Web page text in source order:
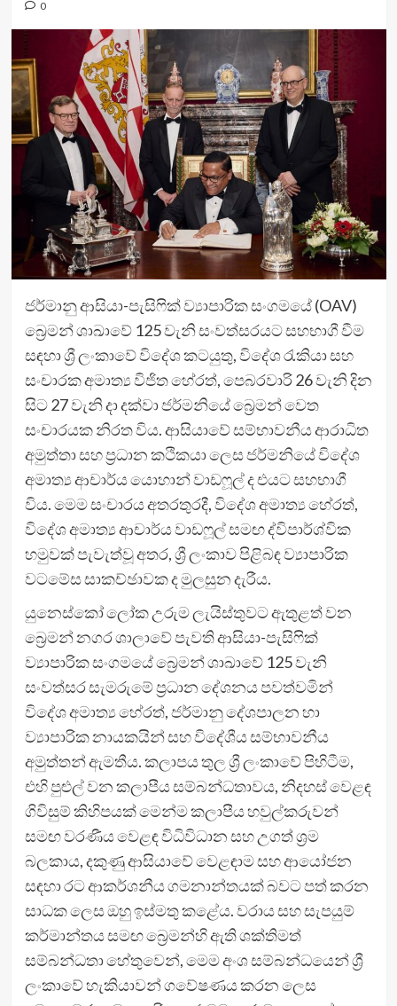
0
ජර්මානු ආසියා-පැසිෆික් ව්‍යාපාරික සංගමයේ (OAV)
බ්‍රෙමන් ශාඛාවේ 125 වැනි සංවත්සරයට සහභාගී වීම
සඳහා ශ්‍රී ලංකාවේ විදේශ කටයුතු, විදේශ රැකියා සහ
සංචාරක අමාත්‍ය විජිත හේරත්, පෙබරවාරි 26 වැනි දින
සිට 27 වැනි දා දක්වා ජර්මනියේ බ්‍රෙමන් වෙත
සංචාරයක නිරත විය. ආසියාවේ සම්භාවනීය ආරාධිත
අමුත්තා සහ ප්‍රධාන කථිකයා ලෙස ජර්මනියේ විදේශ
අමාත්‍ය ආචාර්ය යොහාන් වාඩෆූල් ද එයට සහභාගී
විය. මෙම සංචාරය අතරතුරදී, විදේශ අමාත්‍ය හේරත්,
විදේශ අමාත්‍ය ආචාර්ය වාඩෆූල් සමඟ ද්විපාර්ශ්වික
හමුවක් පැවැත්වූ අතර, ශ්‍රී ලංකාව පිළිබඳ ව්‍යාපාරික
වටමේස සාකච්ඡාවක ද මුලසුන දැරීය.
යුනෙස්කෝ ලෝක උරුම ලැයිස්තුවට ඇතුළත් වන
බ්‍රෙමන් නගර ශාලාවේ පැවති ආසියා-පැසිෆික්
ව්‍යාපාරික සංගමයේ බ්‍රෙමන් ශාඛාවේ 125 වැනි
සංවත්සර සැමරුමේ ප්‍රධාන දේශනය පවත්වමින්
විදේශ අමාත්‍ය හේරත්, ජර්මානු දේශපාලන හා
ව්‍යාපාරික නායකයින් සහ විදේශීය සම්භාවනීය
අමුත්තන් ඇමතීය. කලාපය තුල ශ්‍රී ලංකාවේ පිහිටීම,
එහි පුළුල් වන කලාපීය සම්බන්ධතාවය, නිදහස් වෙළඳ
ගිවිසුම් කිහිපයක් මෙන්ම කලාපීය හවුල්කරුවන්
සමඟ වරණීය වෙළඳ විධිවිධාන සහ උගත් ශ්‍රම
බලකාය, දකුණු ආසියාවේ වෙළඳාම සහ ආයෝජන
සඳහා රට ආකර්ශනීය ගමනාන්තයක් බවට පත් කරන
සාධක ලෙස ඔහු ඉස්මතු කළේය. වරාය සහ සැපයුම්
කර්මාන්තය සමඟ බ්‍රෙමන්හි ඇති ශක්තිමත්
සම්බන්ධතා හේතුවෙන්, මෙම අංශ සම්බන්ධයෙන් ශ්‍රී
ලංකාවේ හැකියාවන් ගවේෂණය කරන ලෙස